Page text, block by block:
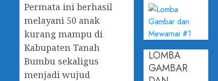
Permata ini berhasil
melayani 50 anak
kurang mampu di
Kabupaten Tanah
Bumbu sekaligus
menjadi wujud
LOMBA
GAMBAR